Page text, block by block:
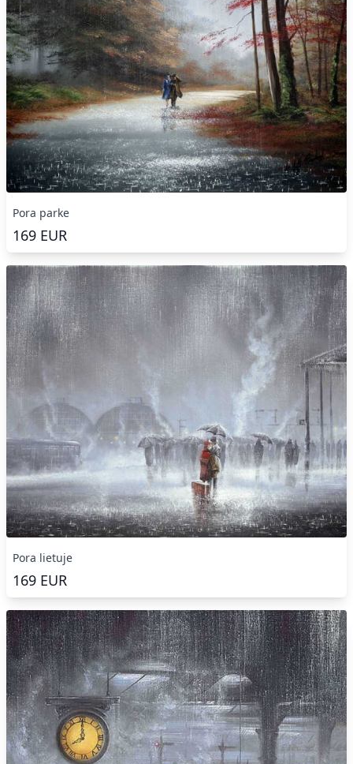
Pora parke
169 EUR
Pora lietuje
169 EUR